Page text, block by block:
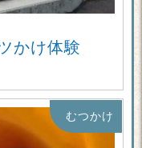
かけ体験
むつかけ